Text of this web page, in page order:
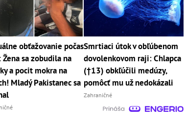
obťažovanie počas
sa zobudila na
a pocit mokra na
Mladý Pakistanec sa
Smrtiaci útok v obľúbenom
dovolenkovom raji: Chlapca
(†13) obkľúčili medúzy,
pomôcť mu už nedokázali
Zahraničné